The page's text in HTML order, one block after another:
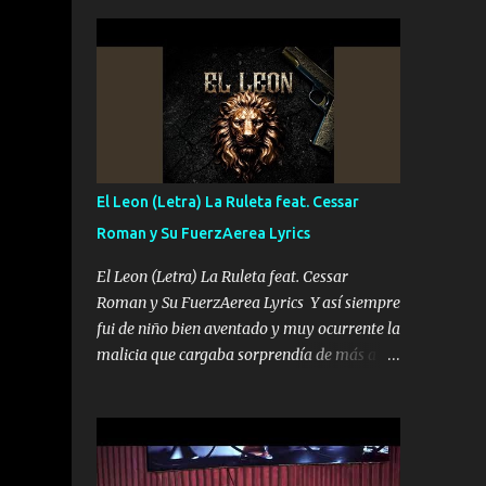
conciertos más que llenar Se mueven solo
por el interés P...
inteligente junto con su hermano el TRES
blindado el Estado tiene andan ESPERANDO
al UNO QUE PRONTO ESTARÁ PRESENTE
Que no falten las bucanas ni tampoco las
mujeres porque es platica de grandes por eso
hay que estar alegres doy las instrucciones
para atender los deberes Música Si es que
salta algún problema de confianza tengo
gente ahí está el Hombre Cuarenta y
también Pariente 7 arreglan cualquier
problema no más es cuestión que ordené
NOS HACE FALTA UN HERMANO DE CLAVE
SIEMPRE VIO POR LA FAMILIA PARA QUE
SIGA EL LEGADO Es el DOS de los
HERMANOS un cerebro inteligente y com...
El Leon (Letra) La Ruleta feat. Cessar
Roman y Su FuerzAerea Lyrics
El Leon (Letra) La Ruleta feat. Cessar
Roman y Su FuerzAerea Lyrics Y así siempre
fui de niño bien aventado y muy ocurrente la
malicia que cargaba sorprendía de más a la
Tranquilo me la navego ando en lo mío sin